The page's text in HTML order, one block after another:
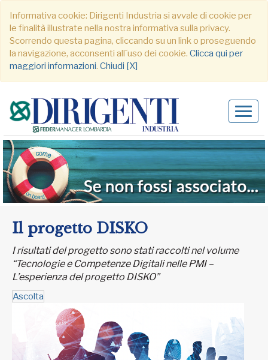
Informativa cookie: Dirigenti Industria si avvale di cookie per
le finalità illustrate nella nostra informativa sulla privacy.
Scorrendo questa pagina, cliccando su un link o proseguendo
la navigazione, acconsenti all´uso dei cookie. Clicca qui per
maggiori informazioni. Chiudi [X]
Il progetto DISKO
I risultati del progetto sono stati raccolti nel volume
“Tecnologie e Competenze Digitali nelle PMI –
L’esperienza del progetto DISKO”
Ascolta